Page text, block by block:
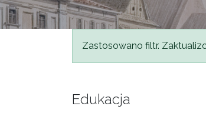
Komunikat
Zastosowano filtr.
Edukacja